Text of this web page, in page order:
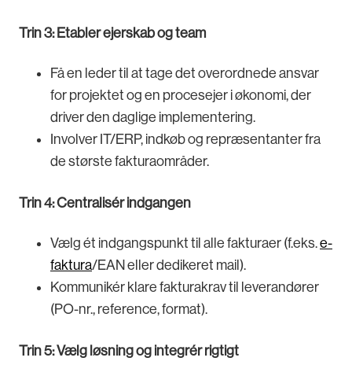
Trin 3: Etabler ejerskab og team
Få en leder til at tage det overordnede ansvar
for projektet og en procesejer i økonomi, der
driver den daglige implementering.
Involver IT/ERP, indkøb og repræsentanter fra
de største fakturaområder.
Trin 4: Centralisér indgangen
Vælg ét indgangspunkt til alle fakturaer (f.eks.e-
faktura/EAN eller dedikeret mail).
Kommunikér klare fakturakrav til leverandører
(PO-nr., reference, format).
Trin 5: Vælg løsning og integrér rigtigt